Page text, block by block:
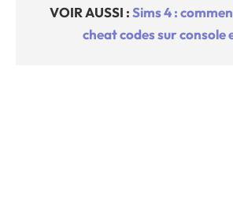
VOIR AUSSI :Sims 4 :
cheat codes sur console